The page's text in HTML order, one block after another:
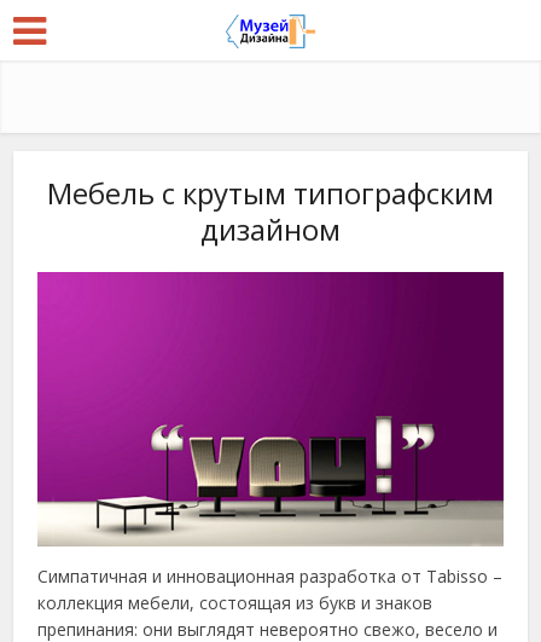
Мебель с крутым типографским
дизайном
Симпатичная и инновационная разработка от Tabisso –
коллекция мебели, состоящая из букв и знаков
препинания: они выглядят невероятно свежо, весело и